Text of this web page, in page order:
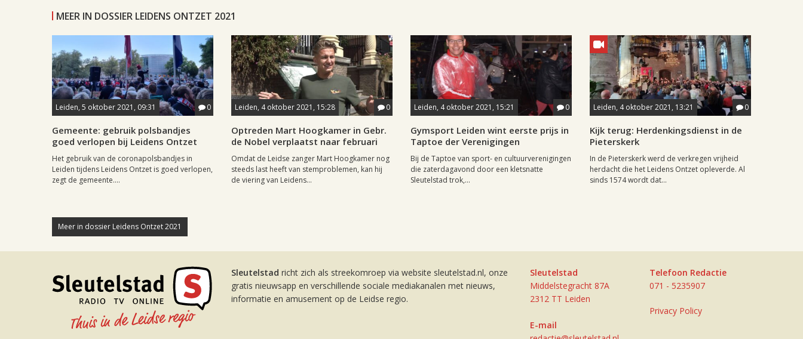
MEER IN DOSSIER LEIDENS ONTZET 2021
Leiden, 5 oktober 2021, 09:31 0
Gemeente: gebruik polsbandjes
goed verlopen bij Leidens Ontzet
Het gebruik van de coronapolsbandjes in
Leiden tijdens Leidens Ontzet is goed verlopen,
zegt de gemeente....
Leiden, 4 oktober 2021, 15:28 0
Optreden Mart Hoogkamer in Gebr.
de Nobel verplaatst naar februari
Omdat de Leidse zanger Mart Hoogkamer nog
steeds last heeft van stemproblemen, kan hij
de viering van Leidens...
Leiden, 4 oktober 2021, 15:21 0
Gymsport Leiden wint eerste prijs in
Taptoe der Verenigingen
Bij de Taptoe van sport- en cultuurverenigingen
die zaterdagavond door een kletsnatte
Sleutelstad trok,...
Leiden, 4 oktober 2021, 13:21 0
Kijk terug: Herdenkingsdienst in de
Pieterskerk
In de Pieterskerk werd de verkregen vrijheid
herdacht die het Leidens Ontzet opleverde. Al
sinds 1574 wordt dat...
Meer in dossier Leidens Ontzet 2021
Sleutelstad richt zich als streekomroep via website sleutelstad.nl, onze
gratis nieuwsapp en verschillende sociale mediakanalen met nieuws,
informatie en amusement op de Leidse regio.
Sleutelstad
Middelstegracht 87A
2312 TT Leiden
E-mail
Telefoon Redactie
071 - 5235907
Privacy Policy